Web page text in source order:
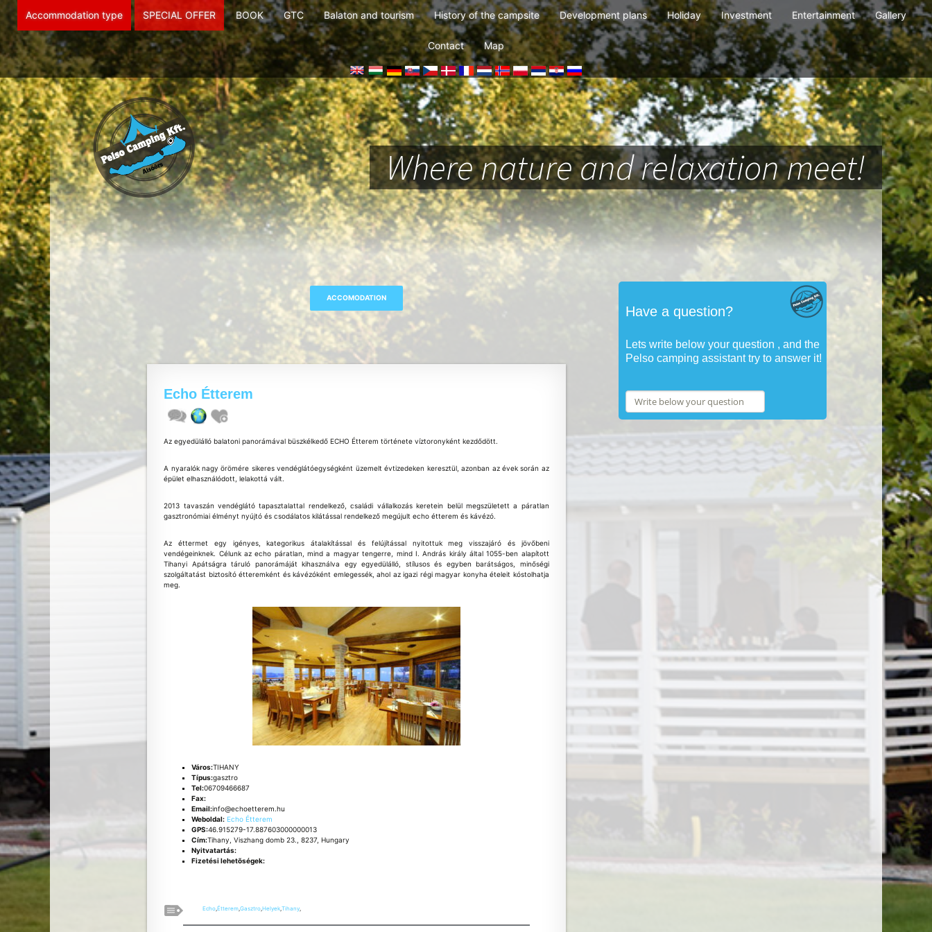
Accommodation type SPECIAL OFFER BOOK GTC Balaton and tourism History of the campsite Development plans Holiday Investment Entertainment Gallery
Contact Map
Where nature and relaxation meet!
Echo Étterem
Az egyedülálló balatoni panorámával büszkélkedő ECHO Étterem története víztoronyként kezdődött.
A nyaralók nagy örömére sikeres vendéglátóegységként üzemelt évtizedeken keresztül, azonban az évek során az
épület elhasználódott, lelakottá vált.
2013 tavaszán vendéglátó tapasztalattal rendelkező, családi vállalkozás keretein belül megszületett a páratlan
gasztronómiai élményt nyújtó és csodálatos kilátással rendelkező megújult echo étterem és kávézó.
Az éttermet egy igényes, kategorikus átalakítással és felújítással nyitottuk meg visszajáró és jövőbeni
vendégeinknek. Célunk az echo páratlan, mind a magyar tengerre, mind I. András király által 1055-ben alapított
Tihanyi Apátságra táruló panorámáját kihasználva egy egyedülálló, stílusos és egyben barátságos, minőségi
szolgáltatást biztosító étteremként és kávézóként emlegessék, ahol az igazi régi magyar konyha ételeit kóstolhatja
meg.
Város:TIHANY
Típus:gasztro
Tel:06709466687
Fax:
Email:info@echoetterem.hu
Weboldal: Echo Étterem
GPS:46.915279-17.887603000000013
Cím:Tihany, Viszhang domb 23., 8237, Hungary
Nyitvatartás:
Fizetési lehetõségek:
Echo,Étterem,Gasztro,Helyek,Tihany,
Have a question?
Lets write below your question , and the
Pelso camping assistant try to answer it!